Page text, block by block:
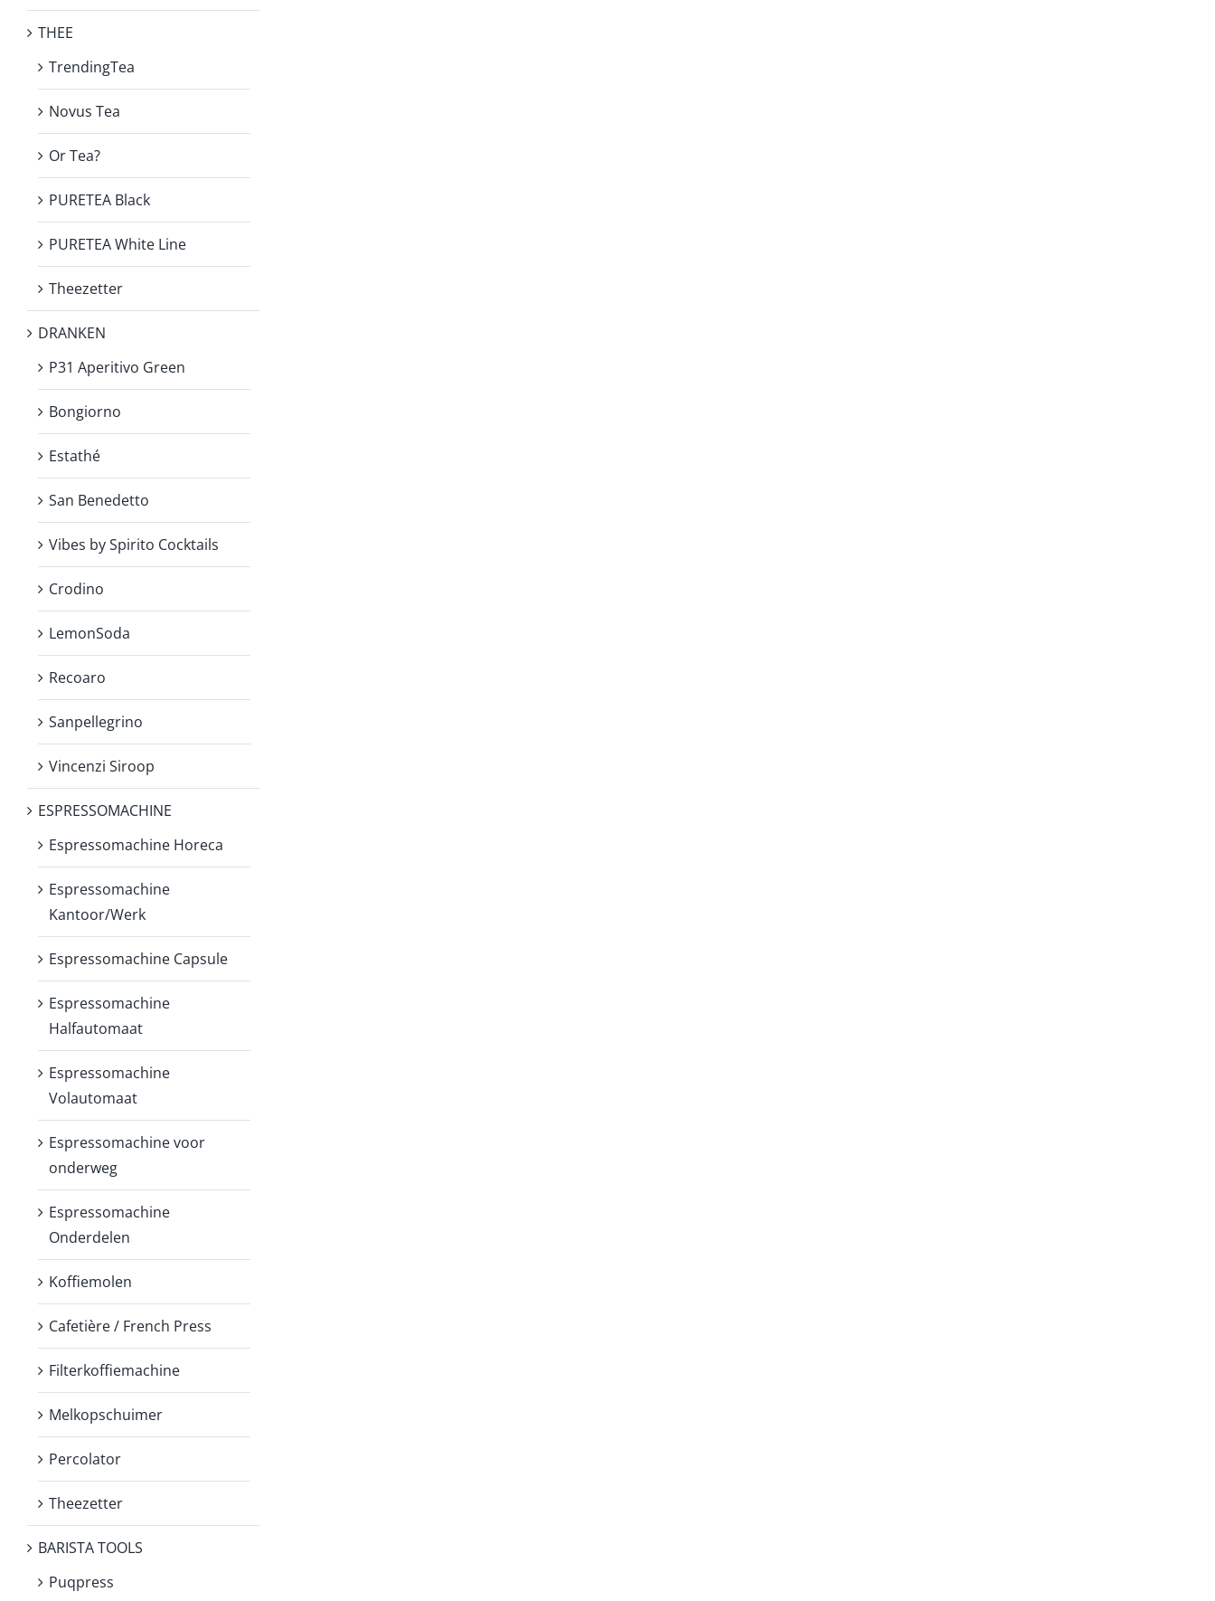
THEE
TrendingTea
Novus Tea
Or Tea?
PURETEA Black
PURETEA White Line
Theezetter
DRANKEN
P31 Aperitivo Green
Bongiorno
Estathé
San Benedetto
Vibes by Spirito Cocktails
Crodino
LemonSoda
Recoaro
Sanpellegrino
Vincenzi Siroop
ESPRESSOMACHINE
Espressomachine Horeca
Espressomachine
Kantoor/Werk
Espressomachine Capsule
Espressomachine
Halfautomaat
Espressomachine
Volautomaat
Espressomachine voor
onderweg
Espressomachine
Onderdelen
Koffiemolen
Cafetière / French Press
Filterkoffiemachine
Melkopschuimer
Percolator
Theezetter
BARISTA TOOLS
Puqpress